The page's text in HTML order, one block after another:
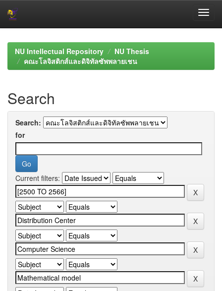
navigationNU Intellectual Repository
NU Thesis
คณะโลจิสติกส์และดิจิทัลซัพพลายเชน
Search
Search:
for
Current filters: